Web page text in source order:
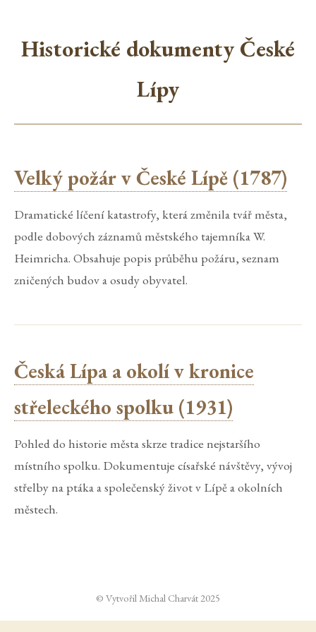
Historické dokumenty České
Lípy
Velký požár v České Lípě (1787)
Dramatické líčení katastrofy, která změnila tvář města,
podle dobových záznamů městského tajemníka W.
Heimricha. Obsahuje popis průběhu požáru, seznam
zničených budov a osudy obyvatel.
Česká Lípa a okolí v kronice
střeleckého spolku (1931)
Pohled do historie města skrze tradice nejstaršího
místního spolku. Dokumentuje císařské návštěvy, vývoj
střelby na ptáka a společenský život v Lípě a okolních
městech.
© Vytvořil Michal Charvát 2025